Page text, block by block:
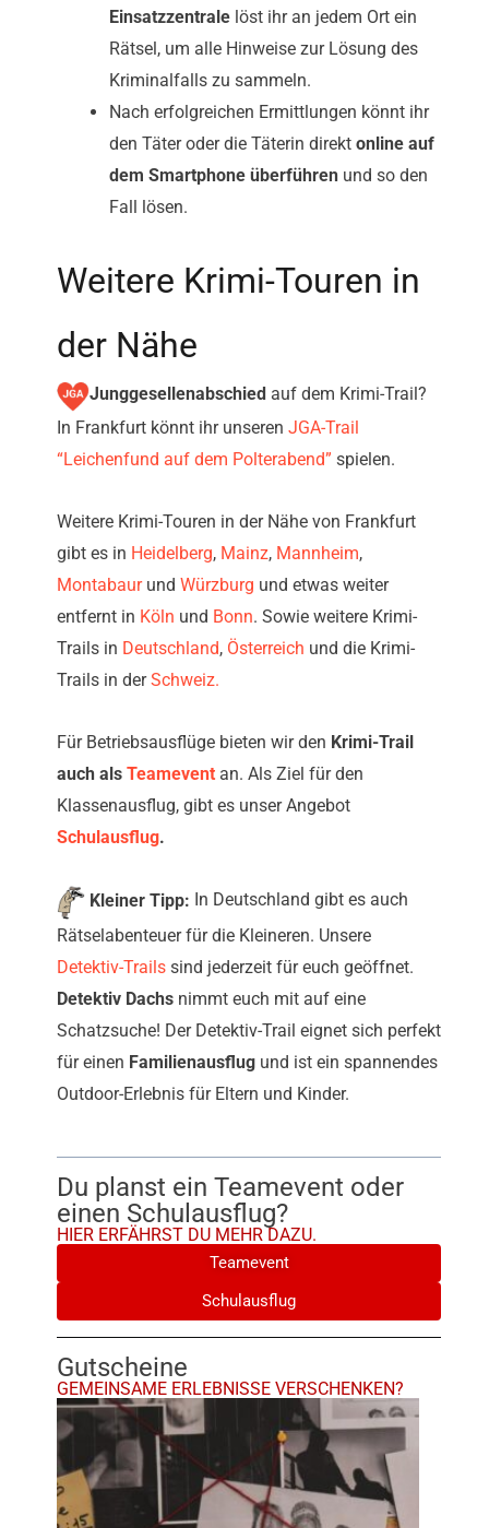
Einsatzzentrale löst ihr an jedem Ort ein
Rätsel, um alle Hinweise zur Lösung des
Kriminalfalls zu sammeln.
Nach erfolgreichen Ermittlungen könnt ihr
den Täter oder die Täterin direkt online auf
dem Smartphone überführen und so den
Fall lösen.
Weitere Krimi-Touren in
der Nähe
Junggesellenabschied auf dem Krimi-Trail?
In Frankfurt könnt ihr unseren JGA-Trail
“Leichenfund auf dem Polterabend” spielen.
Weitere Krimi-Touren in der Nähe von Frankfurt
gibt es in Heidelberg, Mainz, Mannheim,
Montabaurund Würzburg und etwas weiter
entfernt in Köln und Bonn. Sowie weitere Krimi-
Trails in Deutschland, Österreich und die Krimi-
Trails in derSchweiz.
Für Betriebsausflüge bieten wir den Krimi-Trail
auch als Teamevent an. Als Ziel für den
Klassenausflug, gibt es unser Angebot
Schulausflug.
Kleiner Tipp: In Deutschland gibt es auch
Rätselabenteuer für die Kleineren. Unsere
Detektiv-Trails sind jederzeit für euch geöffnet.
Detektiv Dachs nimmt euch mit auf eine
Schatzsuche! Der Detektiv-Trail eignet sich perfekt
für einen Familienausflug und ist ein spannendes
Outdoor-Erlebnis für Eltern und Kinder.
Du planst ein Teamevent oder
einen Schulausflug?
HIER ERFÄHRST DU MEHR DAZU.
Teamevent
Schulausflug
Gutscheine
GEMEINSAME ERLEBNISSE VERSCHENKEN?